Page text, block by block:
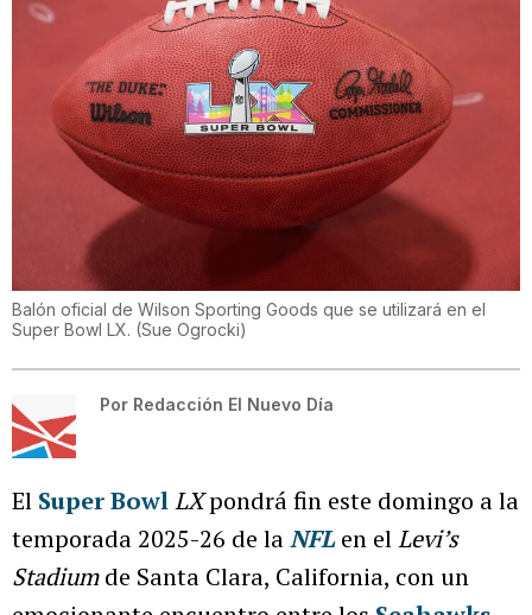
Balón oficial de Wilson Sporting Goods que se utilizará en el
Super Bowl LX. (Sue Ogrocki)
Por Redacción El Nuevo Día
El Super BowlLXpondrá fin este domingo a la
temporada 2025-26 de laNFLen elLevi’s
Stadiumde Santa Clara, California, con un